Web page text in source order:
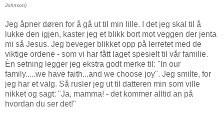
Johnson)
Jeg åpner døren for å gå ut til min lille. I det jeg skal til å
lukke den igjen, kaster jeg et blikk bort mot veggen der jenta
mi så Jesus. Jeg beveger blikket opp på lerretet med de
viktige ordene - som vi har fått laget spesielt til vår familie.
Èn setning legger jeg ekstra godt merke til: "In our
family.....we have faith...and we choose joy". Jeg smilte, for
jeg har et valg. Så rusler jeg ut til datteren min som ville
nikket og sagt: "Ja, mamma! - det kommer alltid an på
hvordan du ser det!"